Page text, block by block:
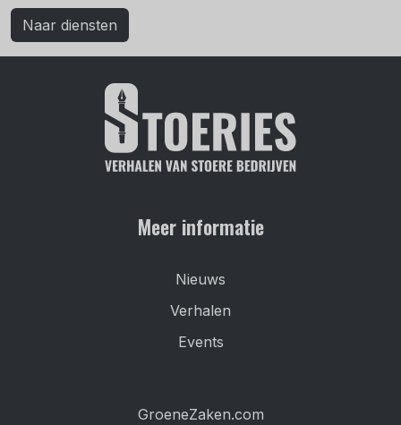
Naar diensten
Meer informatie
Nieuws
Verhalen
Events
GroeneZaken.com